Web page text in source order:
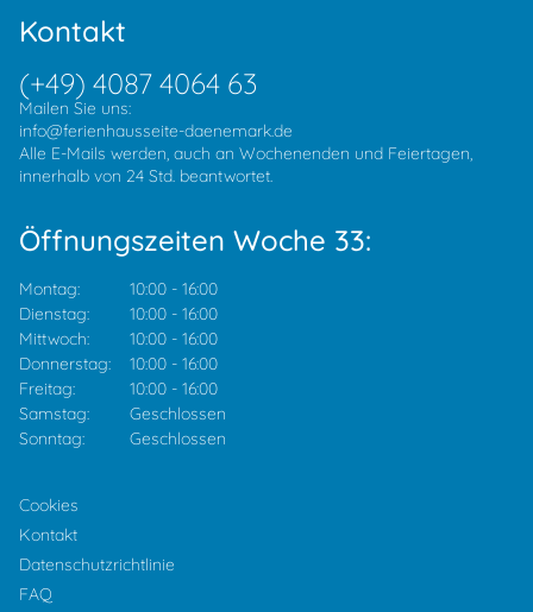
Kontakt
(+49) 4087 4064 63
Mailen Sie uns:
info@ferienhausseite-daenemark.de
Alle E-Mails werden, auch an Wochenenden und Feiertagen,
innerhalb von 24 Std. beantwortet.
Öffnungszeiten Woche 33:
Montag: 10:00 - 16:00
Dienstag:
10:00 - 16:00
Mittwoch:
10:00 - 16:00
Donnerstag:
10:00 - 16:00
Freitag:
10:00 - 16:00
Samstag:
Geschlossen
Sonntag:
Geschlossen
Cookies
Kontakt
Datenschutzrichtlinie
FAQ